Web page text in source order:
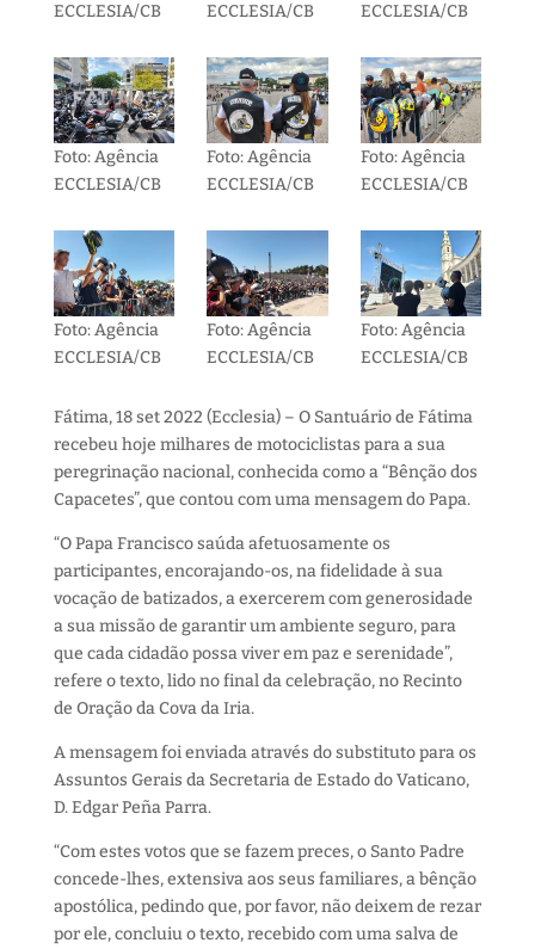
ECCLESIA/CB
ECCLESIA/CB
ECCLESIA/CB
Foto: Agência
ECCLESIA/CB
Foto: Agência
ECCLESIA/CB
Foto: Agência
ECCLESIA/CB
Foto: Agência
ECCLESIA/CB
Foto: Agência
ECCLESIA/CB
Foto: Agência
ECCLESIA/CB
Fátima, 18 set 2022 (Ecclesia) – O Santuário de Fátima
recebeu hoje milhares de motociclistas para a sua
peregrinação nacional, conhecida como a “Bênção dos
Capacetes”, que contou com uma mensagem do Papa.
“O Papa Francisco saúda afetuosamente os
participantes, encorajando-os, na fidelidade à sua
vocação de batizados, a exercerem com generosidade
a sua missão de garantir um ambiente seguro, para
que cada cidadão possa viver em paz e serenidade”,
refere o texto, lido no final da celebração, no Recinto
de Oração da Cova da Iria.
A mensagem foi enviada através do substituto para os
Assuntos Gerais da Secretaria de Estado do Vaticano,
D. Edgar Peña Parra.
“Com estes votos que se fazem preces, o Santo Padre
concede-lhes, extensiva aos seus familiares, a bênção
apostólica, pedindo que, por favor, não deixem de rezar
por ele, concluiu o texto, recebido com uma salva de